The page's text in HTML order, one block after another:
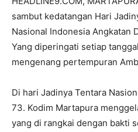
sambut kedatangan Hari
Nasional Indonesia Angkatan
Yang diperingati setiap
mengenang pertempuran
Di hari Jadinya Tentara
73. Kodim Martapura
yang di rangkai dengan bakti